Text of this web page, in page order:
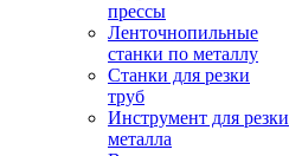
прессы
Ленточнопильные
станки по металлу
Станки для резки
труб
Инструмент для резки
металла